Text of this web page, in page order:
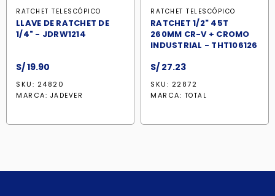
RATCHET TELESCÓPICO
LLAVE DE RATCHET DE
1/4" - JDRW1214
S/19.90
SKU: 24820
MARCA: JADEVER
RATCHET TELESCÓPICO
RATCHET 1/2" 45T
260MM CR-V + CROMO
INDUSTRIAL - THT106126
S/ 27.23
SKU: 22872
MARCA: TOTAL